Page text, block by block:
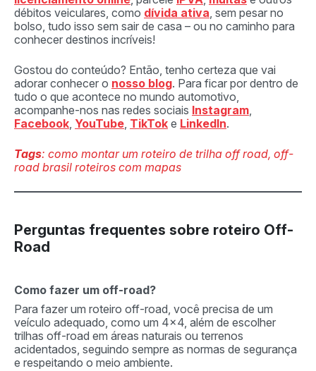
débitos veiculares, como dívida ativa, sem pesar no
bolso, tudo isso sem sair de casa – ou no caminho para
conhecer destinos incríveis!
Gostou do conteúdo? Então, tenho certeza que vai
adorar conhecer o nosso blog. Para ficar por dentro de
tudo o que acontece no mundo automotivo,
acompanhe-nos nas redes sociais Instagram,
Facebook, YouTube, TikTok e LinkedIn.
Tags: como montar um roteiro de trilha off road, off-
road brasil roteiros com mapas
Perguntas frequentes sobre roteiro Off-
Road
Como fazer um off-road?
Para fazer um roteiro off-road, você precisa de um
veículo adequado, como um 4×4, além de escolher
trilhas off-road em áreas naturais ou terrenos
acidentados, seguindo sempre as normas de segurança
e respeitando o meio ambiente.